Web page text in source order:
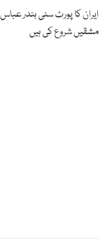
ایران کا پورٹ سٹی بندر
مشقیں شروع کی ہیں